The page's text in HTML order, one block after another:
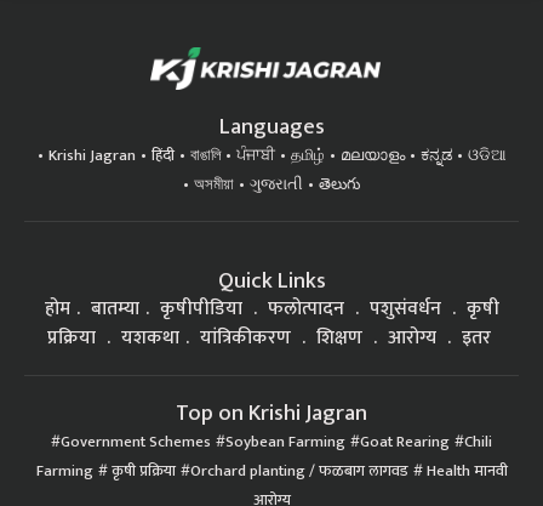
বাঙালি ਪੰਜਾਬੀ தமிழ்
অসমীয়া
ગુજરાતી తెలుగు
कृषीपीडिया फलोत्पादन
प्रक्रिया
यशकथा यांत्रिकीकरण शिक्षण आरोग्य इतर
Government Schemes Soybean Farming Goat Rearing
Farming कृषी प्रक्रिया Orchard planting / फळबाग लागवड Health मानवी
आरोग्य